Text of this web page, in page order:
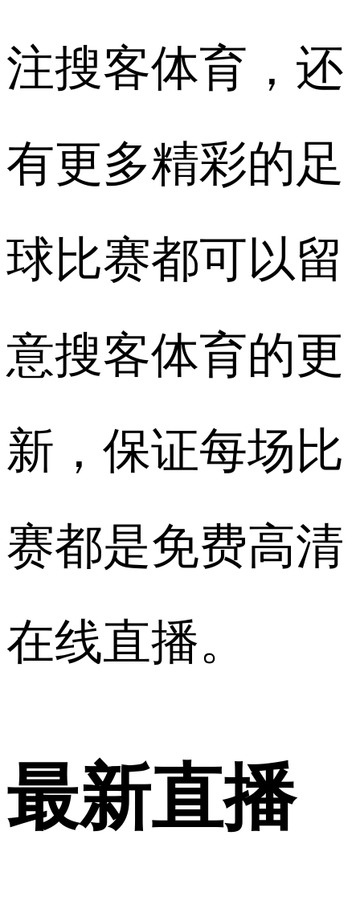
注搜客体育，还
有更多精彩的足
球比赛都可以留
意搜客体育的更
新，保证每场比
赛都是免费高清
在线直播。
最新直播